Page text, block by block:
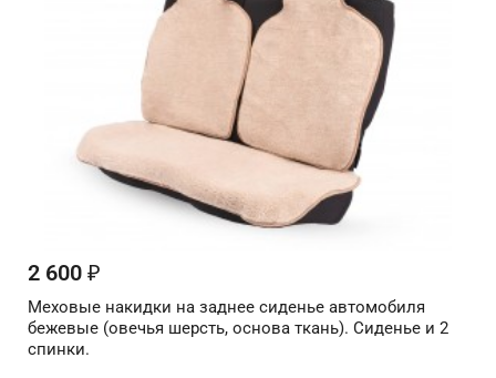
2 600 ₽
Меховые накидки на заднее сиденье автомобиля
бежевые (овечья шерсть, основа ткань). Сиденье и 2
спинки.